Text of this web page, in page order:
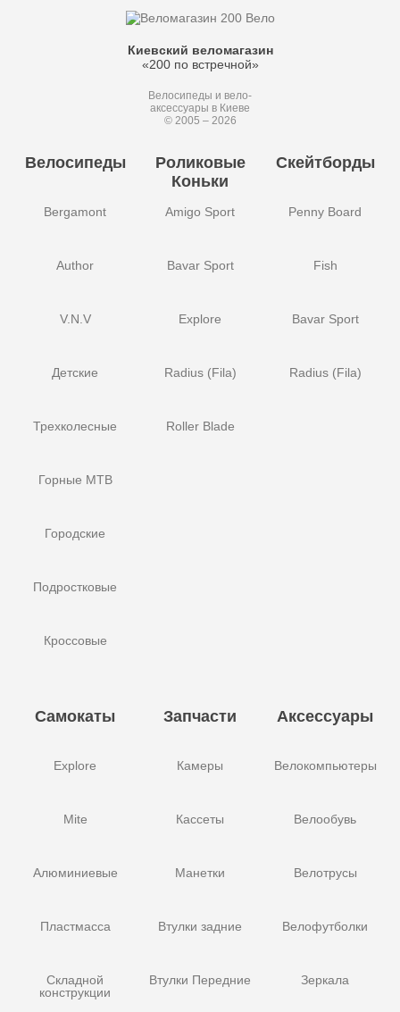
Киевский веломагазин
«200 по встречной»
Велосипеды и вело-
аксессуары в Киеве
© 2005 – 2026
Велосипеды
Bergamont
Author
V.N.V
Детские
Трехколесные
Горные MTB
Городские
Подростковые
Кроссовые
Роликовые
Коньки
Amigo Sport
Bavar Sport
Explore
Radius (Fila)
Roller Blade
Скейтборды
Penny Board
Fish
Bavar Sport
Radius (Fila)
Самокаты
Explore
Mite
Алюминиевые
Пластмасса
Складной
конструкции
Запчасти
Камеры
Кассеты
Манетки
Втулки задние
Втулки Передние
Аксессуары
Велокомпьютеры
Велообувь
Велотрусы
Велофутболки
Зеркала